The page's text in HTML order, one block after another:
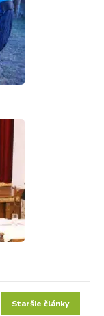
Staršie články